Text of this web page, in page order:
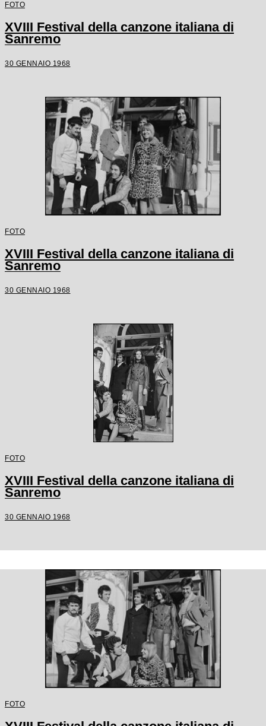
FOTO
XVIII Festival della canzone italiana di
Sanremo
30 GENNAIO 1968
FOTO
XVIII Festival della canzone italiana di
Sanremo
30 GENNAIO 1968
FOTO
XVIII Festival della canzone italiana di
Sanremo
30 GENNAIO 1968
FOTO